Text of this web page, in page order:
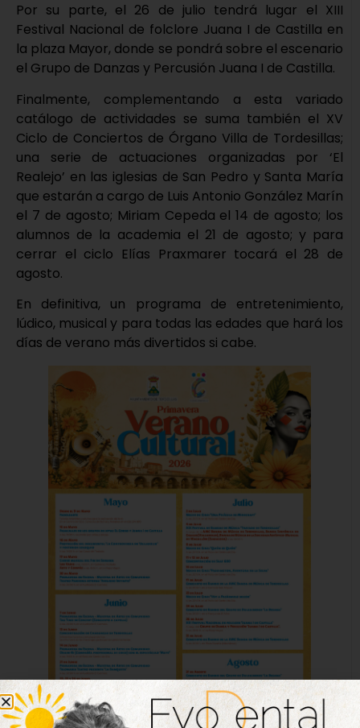
Por su parte, el 26 de julio tendrá lugar el XIII
Festival Nacional de folclore Juana I de Castilla en
la plaza Mayor, donde se pondrá sobre el escenario
el Grupo de Danzas y Percusión Juana I de Castilla.
Finalmente, complementando a esta variado
catálogo de actividades se suma también el XV
Ciclo de Conciertos de Órgano Villa de Tordesillas;
una serie de actuaciones organizadas por ‘El
Realejo’ en las iglesias de San Pedro y Santa María
que estarán a cargo de Luis Antonio González Marín
el 7 de agosto; Miriam Cepeda el 14 de agosto; los
alumnos de la academia el 21 de agosto; y para
cerrar el ciclo Elías Praxmarer tocará el 28 de
agosto.
En definitiva, un programa de entretenimiento,
lúdico, musical y para todas las edades que hará los
días de verano más divertidos si cabe.